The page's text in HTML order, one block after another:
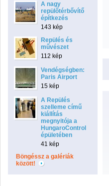
A nagy
repülőtérbővítő
építkezés
143 kép
Repülés és
művészet
112 kép
Vendégségben:
Paris Airport
15 kép
A Repülés
szelleme című
kiállítás
megnyitója a
HungaroControl
épületében
41 kép
Böngéssz a galériák
között!